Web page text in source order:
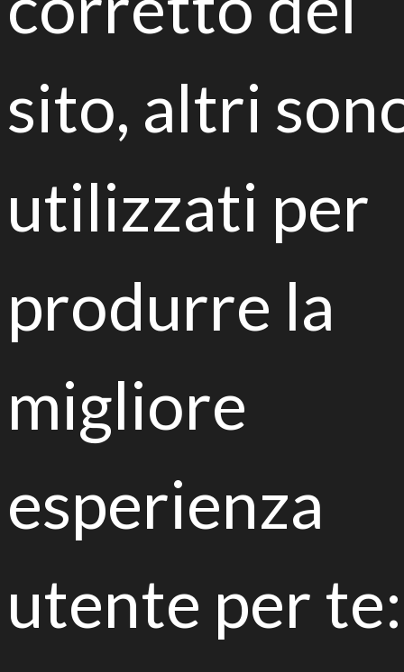
and Edoardo Puglisi of the Catholic University of the
Sacred Heart.
#19settembreevento "Bonifica biologica di
siti contaminati" Fidenza &
#LIFE
BIOREST
pic.twitter.com/hTYIp2z1TT
— Consorzio Italbiotec (@Italbiotec)
Receive all updates from
LIFE Vitisom LIFE Biorest!!
to the processing of my data *
sito, altri
utilizzati per
produrre la
migliore
esperienza
utente per te: